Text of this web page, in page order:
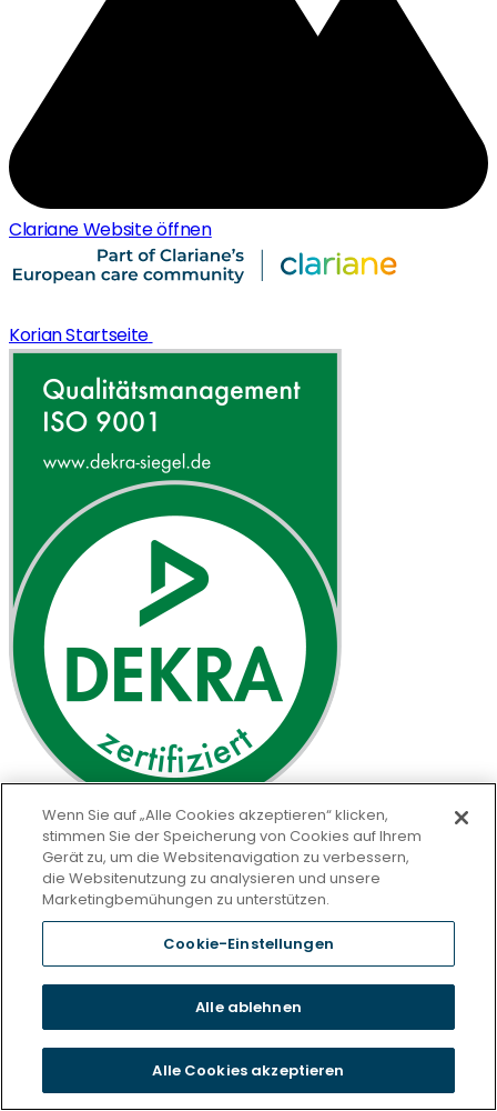
Clariane Website öffnen
Korian Startseite
Wenn Sie auf „Alle Cookies akzeptieren“ klicken,
stimmen Sie der Speicherung von Cookies auf Ihrem
Gerät zu, um die Websitenavigation zu verbessern,
die Websitenutzung zu analysieren und unsere
Marketingbemühungen zu unterstützen.
Cookie-Einstellungen
Alle ablehnen
Alle Cookies akzeptieren